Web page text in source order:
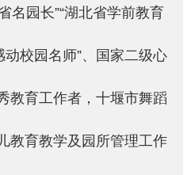
名园长”“湖北省学前教育
动校园名师”、国家二级心
教育工作者，十堰市舞蹈
教育教学及园所管理工作